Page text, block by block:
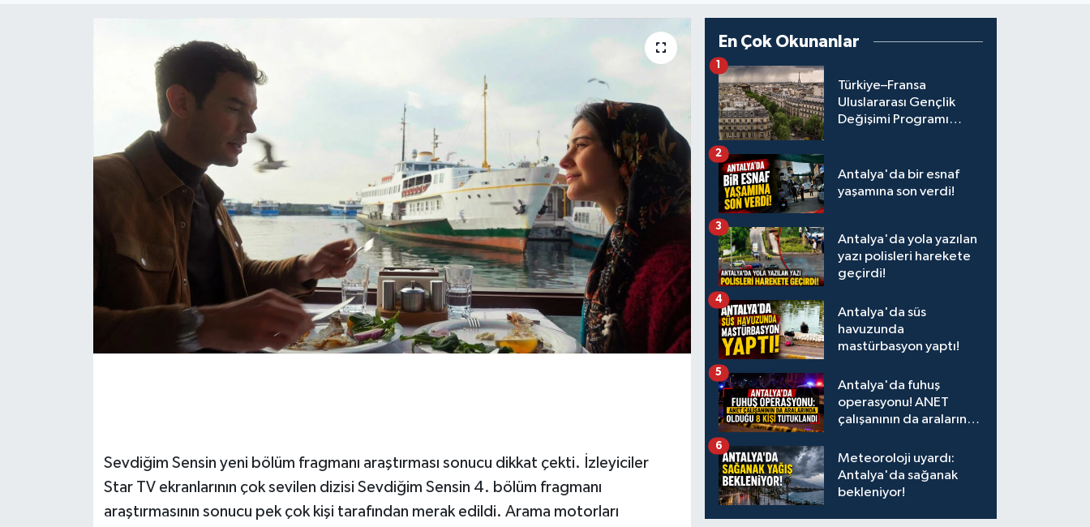
Sevdiğim Sensin yeni bölüm fragmanı araştırması sonucu dikkat çekti. İzleyiciler
Star TV ekranlarının çok sevilen dizisi Sevdiğim Sensin 4. bölüm fragmanı
araştırmasının sonucu pek çok kişi tarafından merak edildi. Arama motorları
En Çok Okunanlar
Türkiye–Fransa
Uluslararası Gençlik
Değişimi Programı
1
Antalya'da bir esnaf
yaşamına son verdi!
2
Antalya'da yola yazılan
yazı polisleri harekete
geçirdi!
3
Antalya'da süs
havuzunda
mastürbasyon yaptı!
4
Antalya'da fuhuş
operasyonu! ANET
çalışanının da aralarında
5
Meteoroloji uyardı:
Antalya'da sağanak
bekleniyor!
6